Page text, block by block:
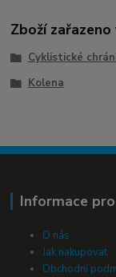
Zboží
Cyklistické
Kolena
Informace
O nás
Jak nakupovat
Obchodní